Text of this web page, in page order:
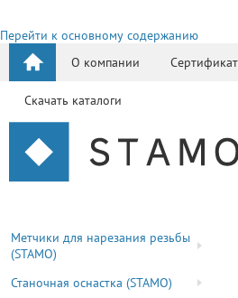
Перейти к основному содержанию
О компании
Скачать каталоги
Метчики для нарезания резьбы
(STAMO)
Станочная оснастка (STAMO)